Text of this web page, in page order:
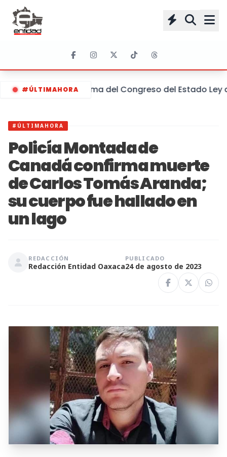
#ÚLTIMAHORAReforma del Congreso del Estado Ley
#ÚLTIMAHORA
Policía Montada de
Canadá confirma muerte
de Carlos Tomás Aranda;
su cuerpo fue hallado en
un lago
REDACCIÓN
Redacción Entidad Oaxaca
PUBLICADO
24 de agosto de 2023